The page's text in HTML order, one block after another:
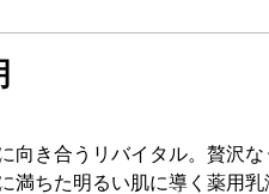
向き合うリバイタル。贅沢
満ちた明るい肌に導く薬用